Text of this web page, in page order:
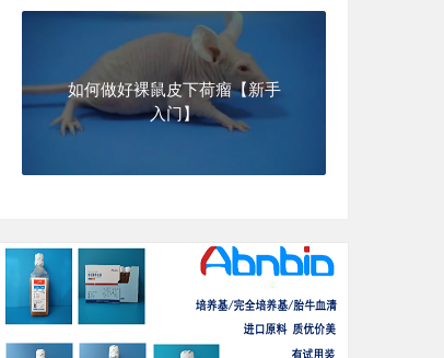
如何做好裸鼠皮下荷瘤【新手
入门】